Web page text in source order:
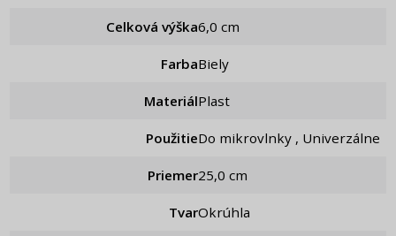
Celková výška 6,0 cm
Farba Biely
Materiál Plast
Použitie Do mikrovlnky , Univerzálne
Priemer 25,0 cm
Tvar Okrúhla